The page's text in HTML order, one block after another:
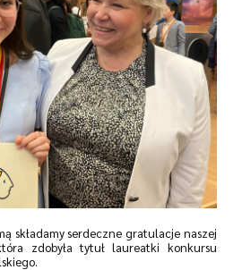
składamy serdeczne gratulacje naszej
zdobyła tytuł laureatki konkursu